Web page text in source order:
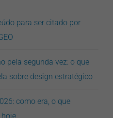
para ser citado por
pela segunda vez: o que
sobre design estratégico
como era, o que